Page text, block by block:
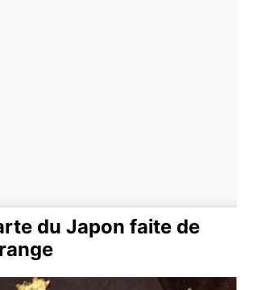
du Japon faite de